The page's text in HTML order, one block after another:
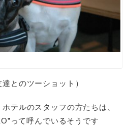
とのツーショット）
テルのスタッフの方たちは、
って呼んでいるそうです